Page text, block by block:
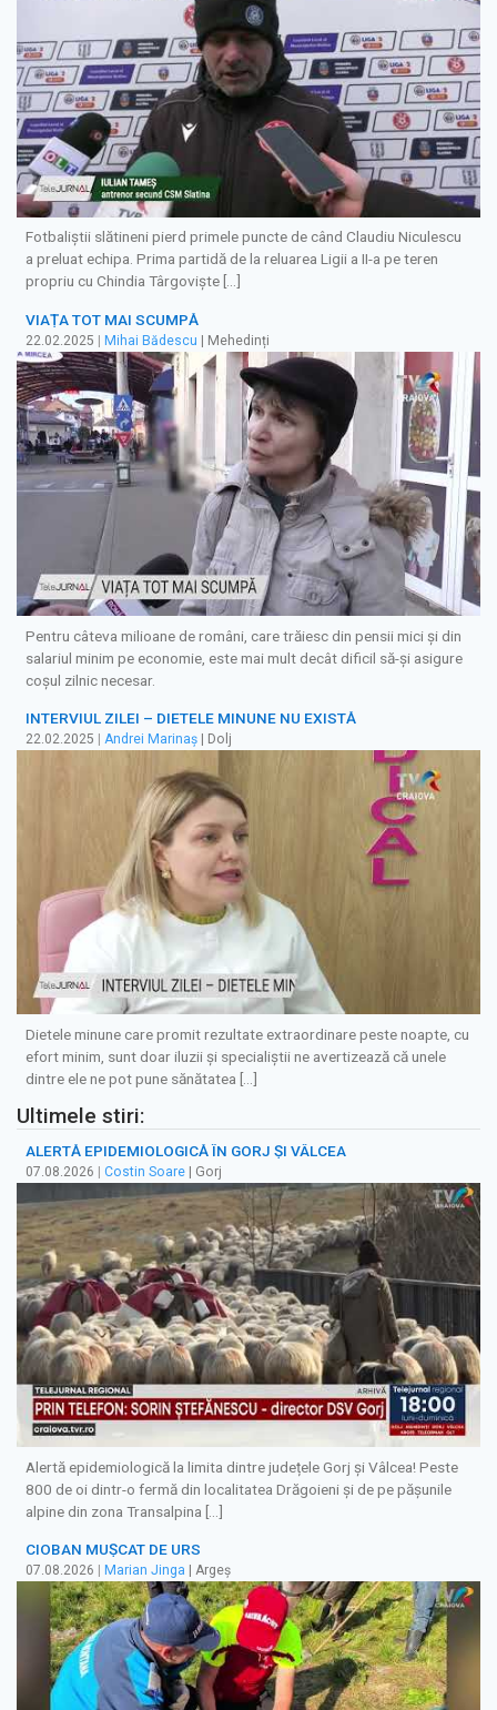
Fotbaliștii slătineni pierd primele puncte de când Claudiu Niculescu
a preluat echipa. Prima partidă de la reluarea Ligii a II-a pe teren
propriu cu Chindia Târgoviște […]
VIAȚA TOT MAI SCUMPĂ
22.02.2025 | Mihai Bădescu | Mehedinți
Pentru câteva milioane de români, care trăiesc din pensii mici și din
salariul minim pe economie, este mai mult decât dificil să-și asigure
coșul zilnic necesar.
INTERVIUL ZILEI – DIETELE MINUNE NU EXISTĂ
22.02.2025 Andrei Marinaș | Dolj
Dietele minune care promit rezultate extraordinare peste noapte, cu
efort minim, sunt doar iluzii și specialiștii ne avertizează că unele
dintre ele ne pot pune sănătatea […]
Ultimele stiri:
ALERTĂ EPIDEMIOLOGICĂ ÎN GORJ ȘI VÂLCEA
07.08.2026 Costin Soare | Gorj
Alertă epidemiologică la limita dintre județele Gorj și Vâlcea! Peste
800 de oi dintr-o fermă din localitatea Drăgoieni și de pe pășunile
alpine din zona Transalpina […]
CIOBAN MUȘCAT DE URS
07.08.2026 Marian Jinga | Argeș